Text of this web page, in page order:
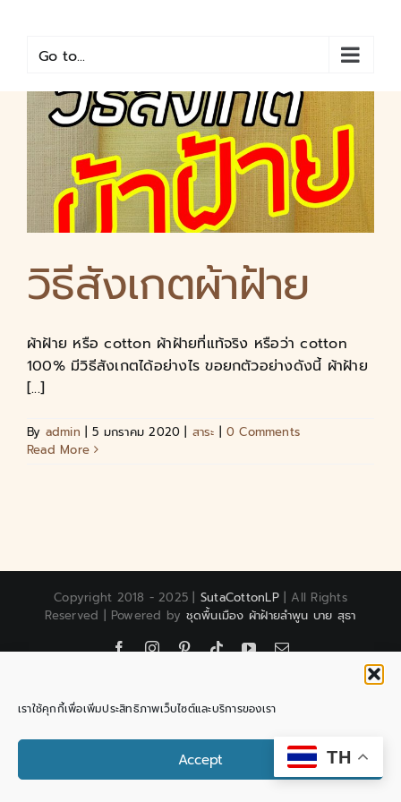
เราใช้คุกกี้เพื่อเพิ่มประสิทธิภาพเว็บไซต์และบริการของเรา
Accept
contentGo to...
วิธีสังเกตผ้าฝ้าย
ผ้าฝ้าย หรือ cotton ผ้าฝ้ายที่แท้จริง หรือว่า cotton
100% มีวิธีสังเกตได้อย่างไร ขอยกตัวอย่างดังนี้ ผ้าฝ้าย
[...]
By admin | 5 มกราคม 2020 | สาระ | 0 Comments
Read More
Copyright 2018 - 2025 | SutaCottonLP| All Rights
Reserved | Powered by ชุดพื้นเมือง ผ้าฝ้ายลำพูน บาย สุธา
FacebookInstagramPinterestTiktokYouTubeEmail
TH